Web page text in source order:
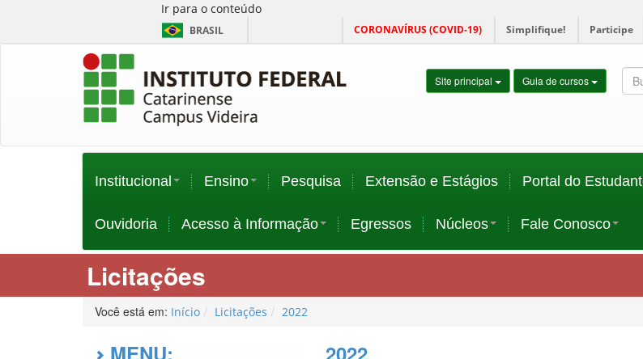
Ir para o conteúdo
BRASIL CORONAVÍRUS (COVID-19) Simplifique! Participe
Site principal Guia de cursos
Institucional Ensino Pesquisa Extensão e Estágios Portal do
Ouvidoria Acesso à Informação Egressos Núcleos Fale Conosco
Licitações
Você está em: Início Licitações 2022
MENU: 2022